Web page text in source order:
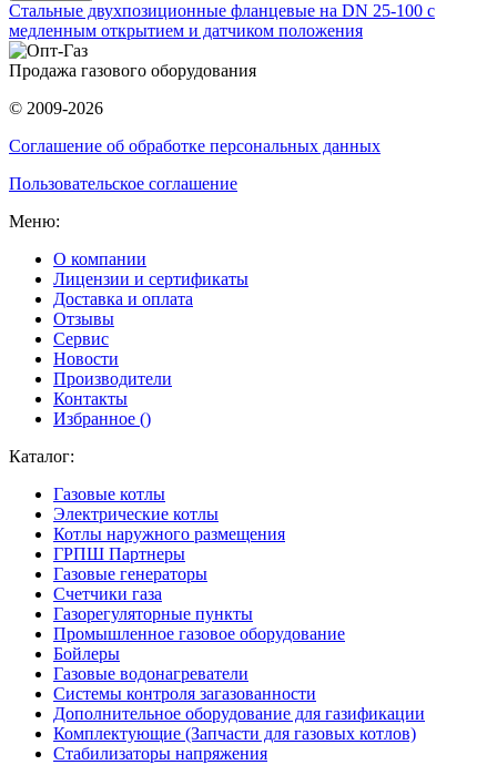
Стальные двухпозиционные фланцевые на DN 25-100 с
медленным открытием и датчиком положения
Продажа газового оборудования
© 2009-2026
Соглашение об обработке персональных данных
Пользовательское соглашение
Меню:
О компании
Лицензии и сертификаты
Доставка и оплата
Отзывы
Сервис
Новости
Производители
Контакты
Избранное ()
Каталог:
Газовые котлы
Электрические котлы
Котлы наружного размещения
ГРПШ Партнеры
Газовые генераторы
Счетчики газа
Газорегуляторные пункты
Промышленное газовое оборудование
Бойлеры
Газовые водонагреватели
Системы контроля загазованности
Дополнительное оборудование для газификации
Комплектующие (Запчасти для газовых котлов)
Стабилизаторы напряжения